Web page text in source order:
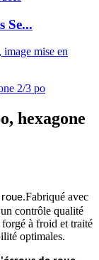
Se...
hexagone
Fabriqué avec
contrôle qualité
à froid et traité
optimales.